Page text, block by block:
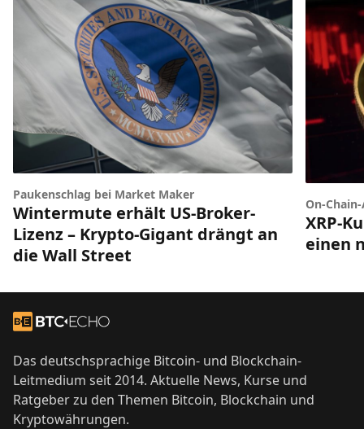
Paukenschlag bei Market Maker
Wintermute erhält US-Broker-
Lizenz – Krypto-Gigant drängt an
die Wall Street
On-
XRP-
einen
Zur Startseite
Das deutschsprachige Bitcoin- und Blockchain-
Leitmedium seit 2014. Aktuelle News, Kurse und
Ratgeber zu den Themen Bitcoin, Blockchain und
Kryptowährungen.